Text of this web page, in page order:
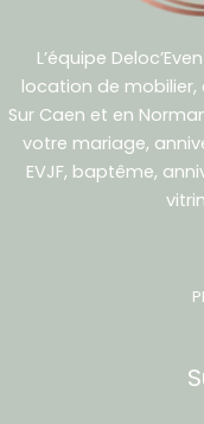
L’équipe
location de mobilier,
Sur Caen et en
votre mariage,
EVJF, baptême,